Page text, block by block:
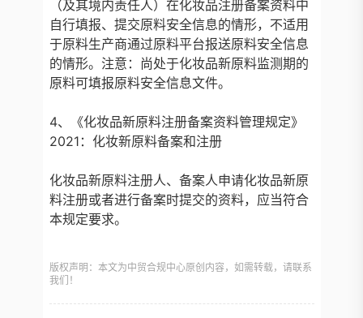
（及其境内责任人）在化妆品注册备案资料中
自行填报、提交原料安全信息的情形，不适用
于原料生产商通过原料平台报送原料安全信息
的情形。注意：尚处于化妆品新原料监测期的
原料可填报原料安全信息文件。
4、《化妆品新原料注册备案资料管理规定》
2021：化妆新原料备案和注册
化妆品新原料注册人、备案人申请化妆品新原
料注册或者进行备案时提交的资料，应当符合
本规定要求。
版权声明：本文为中贸合规中心原创内容，如需转载，请联系
我们！